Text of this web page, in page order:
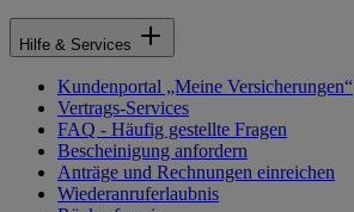
Hilfe & Services
Kundenportal „Meine Versicherungen“
Vertrags-Services
FAQ - Häufig gestellte Fragen
Bescheinigung anfordern
Anträge und Rechnungen einreichen
Wiederanruferlaubnis